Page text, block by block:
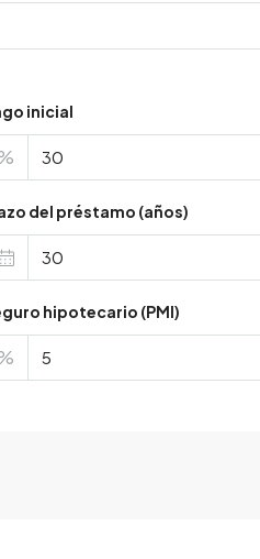
inicial
del préstamo (años)
hipotecario (PMI)